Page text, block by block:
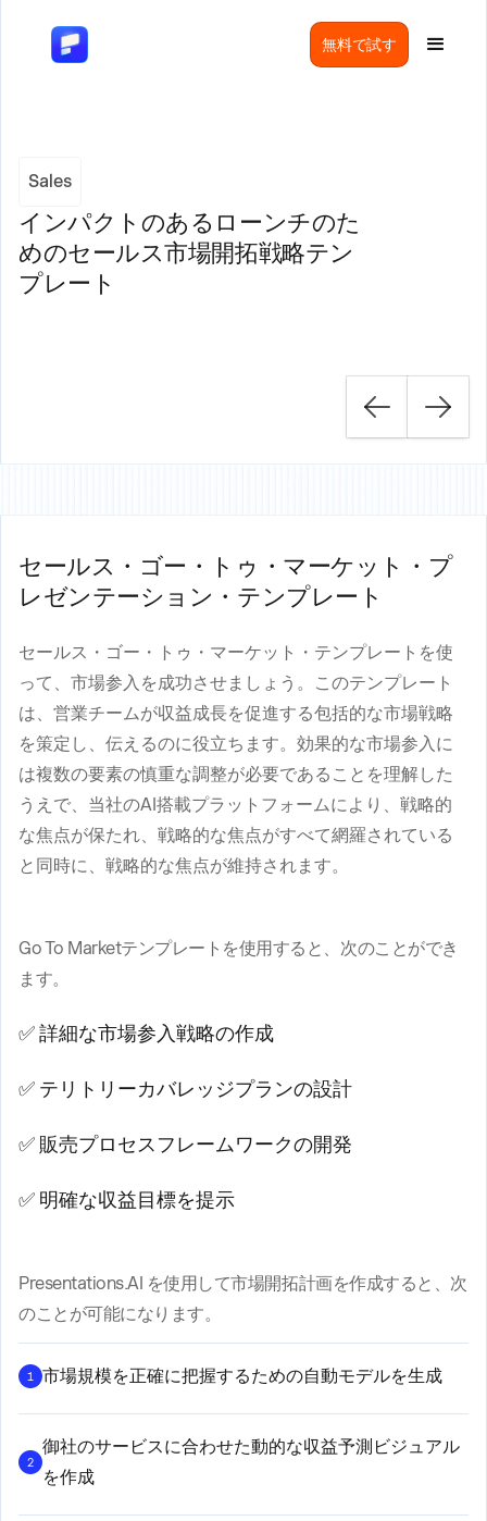
無料で試す
Sales
インパクトのあるローンチのた
めのセールス市場開拓戦略テン
プレート
セールス・ゴー・トゥ・マーケット・プ
レゼンテーション・テンプレート
セールス・ゴー・トゥ・マーケット・テンプレートを使
って、市場参入を成功させましょう。このテンプレート
は、営業チームが収益成長を促進する包括的な市場戦略
を策定し、伝えるのに役立ちます。効果的な市場参入に
は複数の要素の慎重な調整が必要であることを理解した
うえで、当社のAI搭載プラットフォームにより、戦略的
な焦点が保たれ、戦略的な焦点がすべて網羅されている
と同時に、戦略的な焦点が維持されます。
Go To Marketテンプレートを使用すると、次のことができ
ます。
✅ 詳細な市場参入戦略の作成
✅ テリトリーカバレッジプランの設計
✅ 販売プロセスフレームワークの開発
✅ 明確な収益目標を提示
Presentations.AI を使用して市場開拓計画を作成すると、次
のことが可能になります。
1 市場規模を正確に把握するための自動モデルを生成
2
御社のサービスに合わせた動的な収益予測ビジュアル
を作成